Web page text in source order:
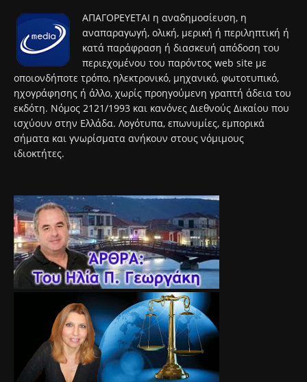
ΑΠΑΓΟΡΕΥΕΤΑΙ η αναδημοσίευση, η
αναπαραγωγή, ολική, μερική ή περιληπτική ή
κατά παράφραση ή διασκευή απόδοση του
περιεχομένου του παρόντος web site με
οποιονδήποτε τρόπο, ηλεκτρονικό, μηχανικό, φωτοτυπικό,
ηχογράφησης ή άλλο, χωρίς προηγούμενη γραπτή άδεια του
εκδότη. Νόμος 2121/1993 και κανόνες Διεθνούς Δικαίου που
ισχύουν στην Ελλάδα. Λογότυπα, επωνυμίες, εμπορικά
σήματα και γνωρίσματα ανήκουν στους νόμιμους
ιδιοκτήτες.